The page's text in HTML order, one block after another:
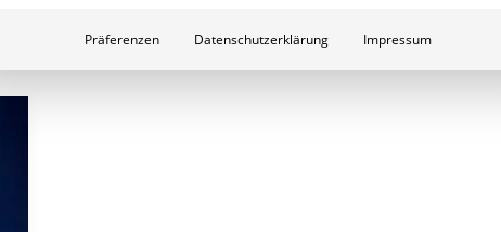
Präferenzen Datenschutzerklärung Impressum